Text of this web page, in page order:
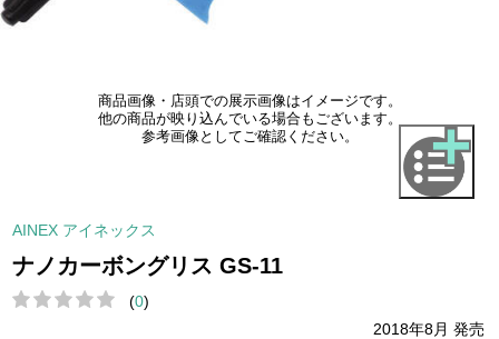
商品画像・店頭での展示画像はイメージです。
他の商品が映り込んでいる場合もございます。
参考画像としてご確認ください。
AINEX アイネックス
ナノカーボングリス GS-11
(0)
2018年8月 発売